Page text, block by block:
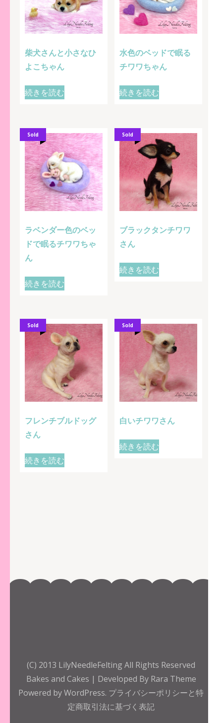
柴犬さんと小さなひ
よこちゃん
続きを読む
水色のベッドで眠る
チワワちゃん
続きを読む
Sold
ラベンダー色のベッ
ドで眠るチワワちゃ
ん
続きを読む
Sold
ブラックタンチワワ
さん
続きを読む
Sold
フレンチブルドッグ
さん
続きを読む
Sold
白いチワワさん
続きを読む
(C) 2013 LilyNeedleFelting All Rights Reserved
Bakes and Cakes | Developed By Rara Theme
Powered byWordPress. プライバシーポリシーと特
定商取引法に基づく表記